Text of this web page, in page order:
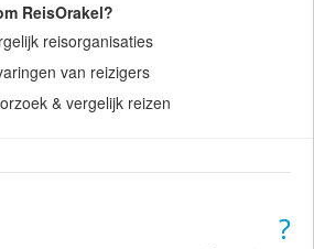
ReisOrakel?
reisorganisaties
van reizigers
& vergelijk reizen
?